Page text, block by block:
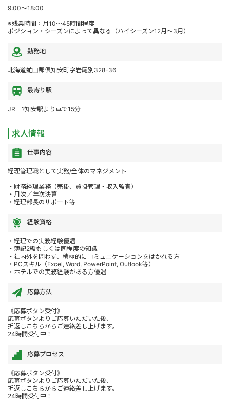
9:00～18:00
※残業時間：月10～45時間程度
ポジション・シーズンによって異なる（ハイシーズン12月～3月）
勤務地
北海道虻田郡倶知安町字岩尾別328-36
最寄り駅
JR ?知安駅より車で15分
求人情報
仕事内容
経理管理職として実務/全体のマネジメント
・財務経理業務（売掛、買掛管理・収入監査）
・月次／年次決算
・経理部長のサポート等
経験資格
・経理での実務経験優遇
・簿記2級もしくは同程度の知識
・社内外を問わず、積極的にコミュニケーションをはかれる方
・PCスキル（Excel, Word, PowerPoint, Outlook等）
・ホテルでの実務経験がある方優遇
応募方法
《応募ボタン受付》
応募ボタンよりご応募いただいた後、
折返しこちらからご連絡差し上げます。
24時間受付中！
応募プロセス
《応募ボタン受付》
応募ボタンよりご応募いただいた後、
折返しこちらからご連絡差し上げます。
24時間受付中！